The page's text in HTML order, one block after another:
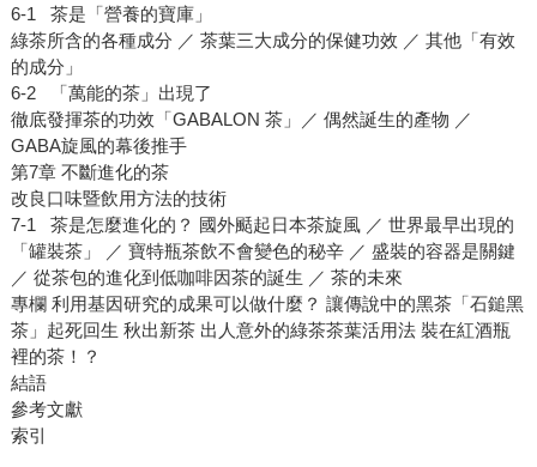
6-1 茶是「營養的寶庫」
綠茶所含的各種成分 ／ 茶葉三大成分的保健功效 ／ 其他「有效
的成分」
6-2 「萬能的茶」出現了
徹底發揮茶的功效「GABALON 茶」／ 偶然誕生的產物 ／
GABA旋風的幕後推手
第7章 不斷進化的茶
改良口味暨飲用方法的技術
7-1 茶是怎麼進化的？ 國外颳起日本茶旋風 ／ 世界最早出現的
「罐裝茶」 ／ 寶特瓶茶飲不會變色的秘辛 ／ 盛裝的容器是關鍵
／ 從茶包的進化到低咖啡因茶的誕生 ／ 茶的未來
專欄 利用基因研究的成果可以做什麼？ 讓傳說中的黑茶「石鎚黑
茶」起死回生 秋出新茶 出人意外的綠茶茶葉活用法 裝在紅酒瓶
裡的茶！？
結語
參考文獻
索引